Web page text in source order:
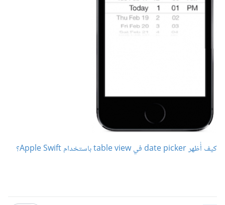
كيف أُظهر date picker في table view باستخدام Apple Swift؟